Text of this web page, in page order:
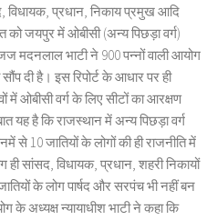
विधायक, प्रधान, निकाय प्रमुख आदि
को जयपुर में ओबीसी (अन्य पिछड़ा वर्ग)
मदनलाल भाटी ने 900 पन्नों वाली आयोग
दी है। इस रिपोर्ट के आधार पर ही
में ओबीसी वर्ग के लिए सीटों का आरक्षण
यह है कि राजस्थान में अन्य पिछड़ा वर्ग
से 10 जातियों के लोगों की ही राजनीति में
ही सांसद, विधायक, प्रधान, शहरी निकायों
के लोग पार्षद और सरपंच भी नहीं बन
अध्यक्ष न्यायाधीश भाटी ने कहा कि